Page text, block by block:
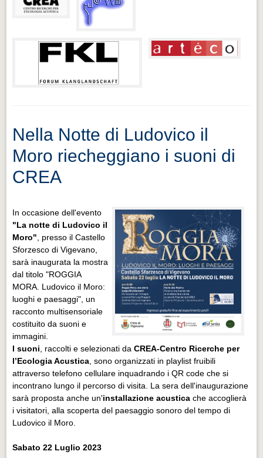
Nella Notte di Ludovico il
Moro riecheggiano i suoni di
CREA
In occasione dell'evento
"La notte di Ludovico il
Moro", presso il Castello
Sforzesco di Vigevano,
sarà inaugurata la mostra
dal titolo "ROGGIA
MORA. Ludovico il Moro:
luoghi e paesaggi", un
racconto multisensoriale
costituito da suoni e
immagini.
I suoni, raccolti e selezionati daCREA-Centro Ricerche per
l’Ecologia Acustica, sono organizzati in playlist fruibili
attraverso telefono cellulare inquadrando i QR code che si
incontrano lungo il percorso di visita. La sera dell'inaugurazione
sarà proposta anche un'installazione acustica che accoglierà
i visitatori, alla scoperta del paesaggio sonoro del tempo di
Ludovico il Moro.
Sabato 22 Luglio 2023